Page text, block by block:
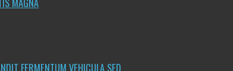
FERMENTUM VEHICULA SED